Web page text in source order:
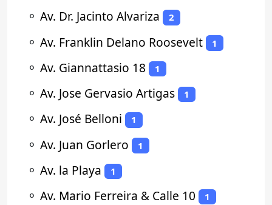
⚬ Av. Dr. Jacinto Alvariza 2
⚬ Av. Franklin Delano Roosevelt 1
⚬ Av. Giannattasio 18 1
⚬ Av. Jose Gervasio Artigas 1
⚬ Av. José Belloni 1
⚬ Av. Juan Gorlero 1
⚬ Av. la Playa 1
⚬ Av. Mario Ferreira & Calle 10 1